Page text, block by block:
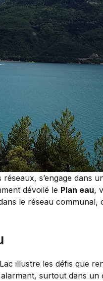
réseaux, s’engage dans
dévoilé le Plan eau,
le réseau communal,
illustre les défis que
surtout dans un